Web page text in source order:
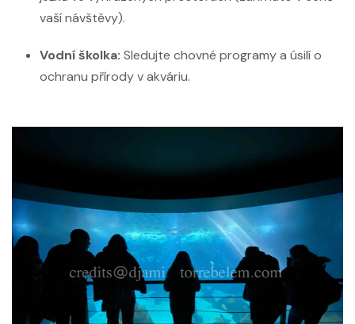
vaší návštěvy).
Vodní školka: Sledujte chovné programy a úsilí o
ochranu přírody v akváriu.